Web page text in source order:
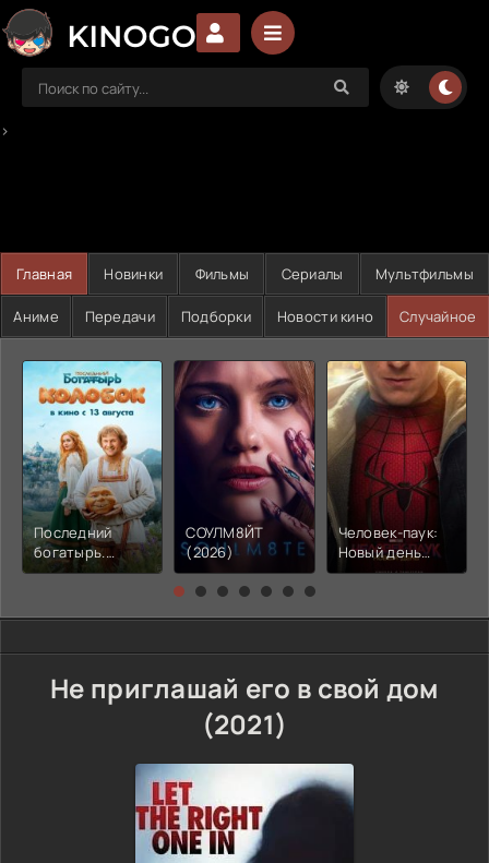
>
Главная Новинки Фильмы Сериалы Мультфильмы
Аниме Передачи Подборки Новости кино Случайное
Последний
богатырь.
Колобок (2026)
СОУЛМ8ЙТ
(2026)
Человек-паук:
Новый день
(2026)
Не приглашай его в свой дом
(2021)